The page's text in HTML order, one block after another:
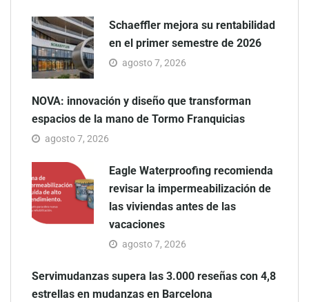
Schaeffler mejora su rentabilidad
en el primer semestre de 2026
agosto 7, 2026
NOVA: innovación y diseño que transforman
espacios de la mano de Tormo Franquicias
agosto 7, 2026
Eagle Waterproofing recomienda
revisar la impermeabilización de
las viviendas antes de las
vacaciones
agosto 7, 2026
Servimudanzas supera las 3.000 reseñas con 4,8
estrellas en mudanzas en Barcelona